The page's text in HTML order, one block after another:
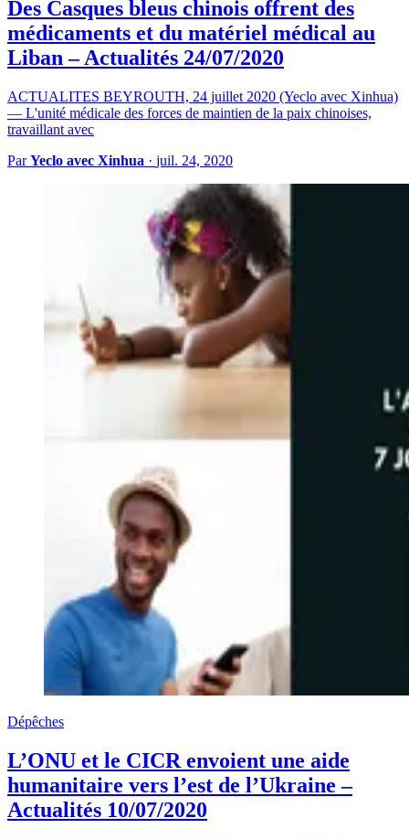
Des Casques bleus chinois offrent des
médicaments et du matériel médical au
Liban – Actualités 24/07/2020
ACTUALITES BEYROUTH, 24 juillet 2020 (Yeclo avec Xinhua)
— L'unité médicale des forces de maintien de la paix chinoises,
travaillant avec
ParYeclo avec Xinhua · juil. 24, 2020
Dépêches
L’ONU et le CICR envoient une aide
humanitaire vers l’est de l’Ukraine –
Actualités 10/07/2020